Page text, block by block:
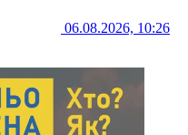
06.08.2026, 10:26